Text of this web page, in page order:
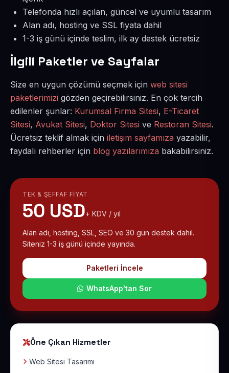
Telefonda hızlı açılan, güncel ve uyumlu tasarım
Alan adı, hosting ve SSL fiyata dahil
1-3 iş günü içinde teslim, ilk ay destek ücretsiz
İlgili Paketler ve Sayfalar
Size en uygun çözümü seçmek için web sitesi
paketlerimizi gözden geçirebilirsiniz. En çok tercih
edilenler şunlar: Kurumsal Firma Sitesi, E-Ticaret
Sitesi, Avukat Sitesi, Doktor Sitesi ve Restoran Sitesi.
Ücretsiz teklif almak için iletişim sayfamıza yazabilir,
faydalı rehberler için blog yazılarımıza bakabilirsiniz.
TEK & ŞEFFAF FIYAT
50 USD+ KDV / yıl
Alan adı, hosting, SSL, SEO ve 30 gün destek dahil.
Siteniz 1-3 iş günü içinde yayında.
Paketleri İncele
WhatsApp'tan Sor
Öne Çıkan Hizmetler
Web Sitesi Tasarımı